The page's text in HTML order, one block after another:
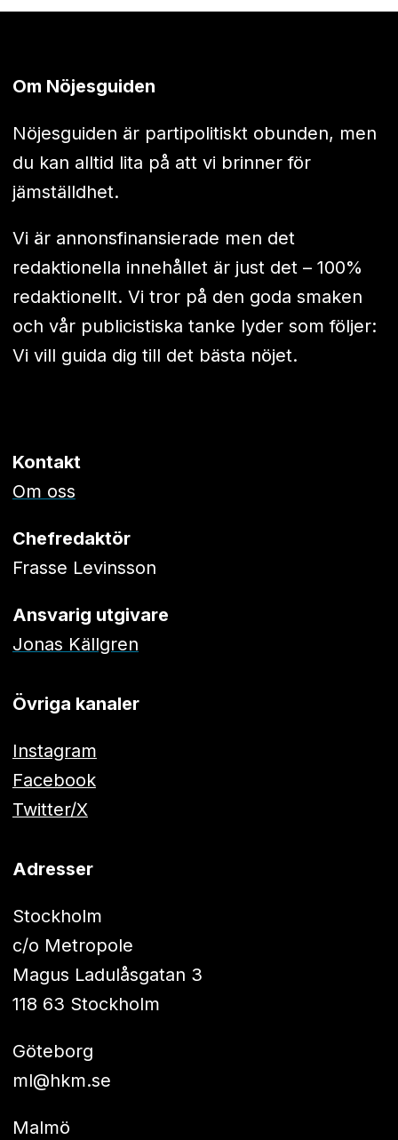
Om Nöjesguiden
Nöjesguiden är partipolitiskt obunden, men
du kan alltid lita på att vi brinner för
jämställdhet.
Vi är annonsfinansierade men det
redaktionella innehållet är just det – 100%
redaktionellt. Vi tror på den goda smaken
och vår publicistiska tanke lyder som följer:
Vi vill guida dig till det bästa nöjet.
Kontakt
Om oss
Chefredaktör
Frasse Levinsson
Ansvarig utgivare
Jonas Källgren
Övriga kanaler
Instagram
Facebook
Twitter/X
Adresser
Stockholm
c/o Metropole
Magus Ladulåsgatan 3
118 63 Stockholm
Göteborg
ml@hkm.se
Malmö